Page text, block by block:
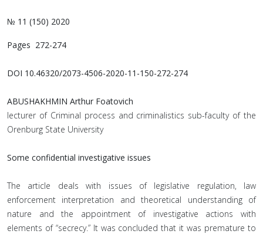
№ 11 (150) 2020
Pages 272-274
DOI 10.46320/2073-4506-2020-11-150-272-274
ABUSHAKHMIN Arthur Foatovich
lecturer of Criminal process and criminalistics sub-faculty of the
Orenburg State University
Some confidential investigative issues
The article deals with issues of legislative regulation, law
enforcement interpretation and theoretical understanding of
nature and the appointment of investigative actions with
elements of “secrecy.” It was concluded that it was premature to